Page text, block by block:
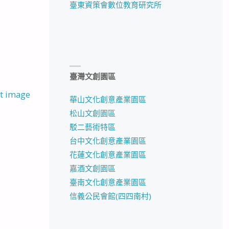
image
臺東資策會數位教育研究所
臺灣文創園區
華山文化創意產業園區
松山文創園區
駁二藝術特區
台中文化創意產業園區
花蓮文化創意產業園區
嘉酒文創園區
臺南文化創意產業園區
信義公民會館(四四南村)